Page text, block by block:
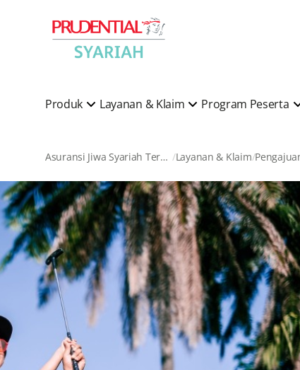
Produk Layanan & Klaim Program Peserta
Asuransi Jiwa Syariah Terkemuka di Indonesia Layanan & Klaim